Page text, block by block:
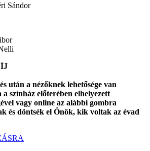
Sándor
után a nézőknek lehetősége van
színház előterében elhelyezett
vagy online az alábbi gombra
és döntsék el Önök, kik voltak az évad